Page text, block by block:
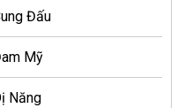
Đấu
Mỹ
Năng